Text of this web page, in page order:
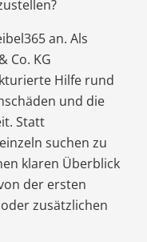
an. Als
Co. KG
Hilfe rund
und die
Statt
suchen zu
klaren Überblick
der ersten
zusätzlichen